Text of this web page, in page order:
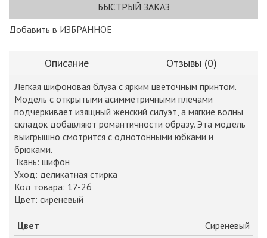
БЫСТРЫЙ ЗАКАЗ
Добавить в ИЗБРАННОЕ
Описание Отзывы (0)
Легкая шифоновая блуза с ярким цветочным принтом.
Модель с открытыми асимметричными плечами
подчеркивает изящный женский силуэт, а мягкие волны
складок добавляют романтичности образу. Эта модель
выигрышно смотрится с однотонными юбками и
брюками.
Ткань: шифон
Уход: деликатная стирка
Код товара: 17-26
Цвет: сиреневый
Цвет
Сиреневый